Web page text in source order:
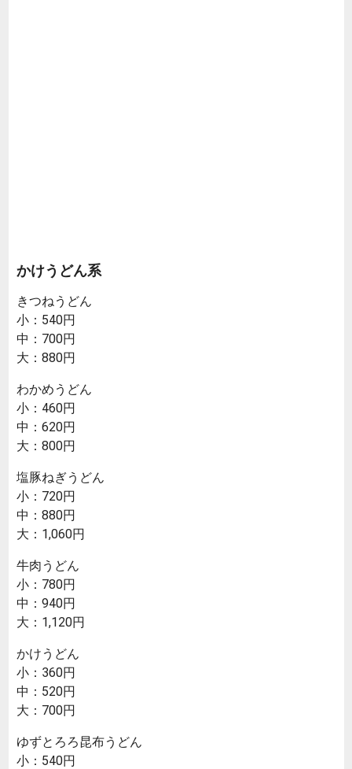
かけうどん系
きつねうどん
小：540円
中：700円
大：880円
わかめうどん
小：460円
中：620円
大：800円
塩豚ねぎうどん
小：720円
中：880円
大：1,060円
牛肉うどん
小：780円
中：940円
大：1,120円
かけうどん
小：360円
中：520円
大：700円
ゆずとろろ昆布うどん
小：540円